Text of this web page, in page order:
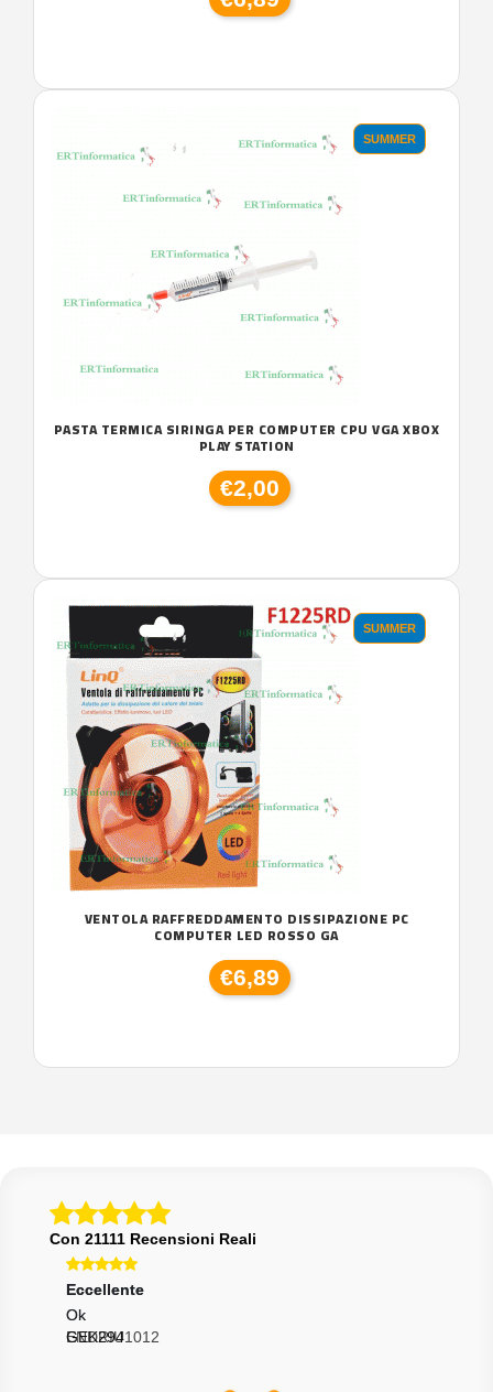
SUMMER
PASTA TERMICA SIRINGA PER COMPUTER CPU VGA XBOX
PLAY STATION
€2,00
SUMMER
VENTOLA RAFFREDDAMENTO DISSIPAZIONE PC
COMPUTER LED ROSSO GA
€6,89
Con 21111 Recensioni Reali
Eccellente
Ok
ENDRIU1012
Eccellente
Ok
GEK294